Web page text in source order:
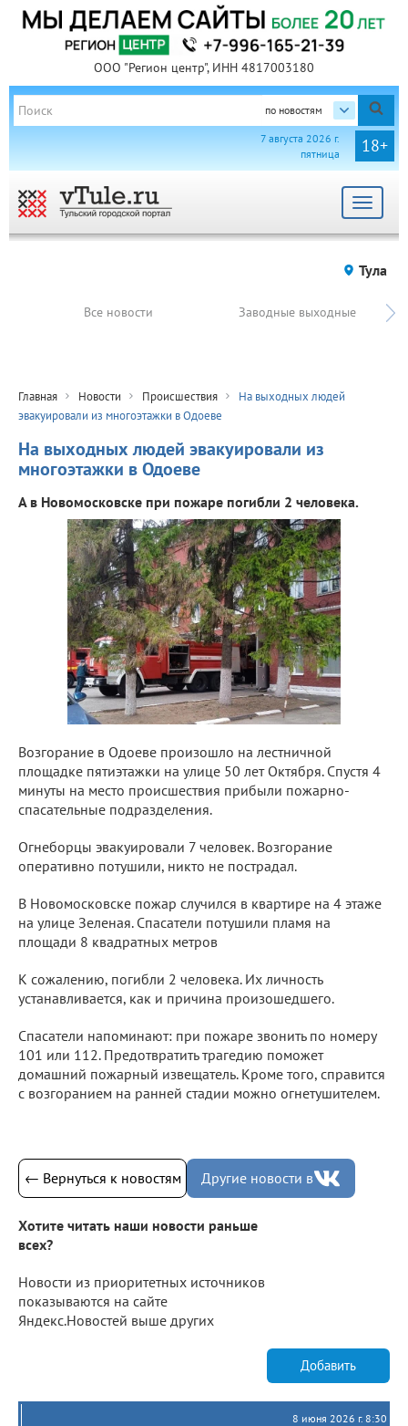
ООО "Регион центр", ИНН 4817003180
по новостям
18+
7 августа 2026 г.
пятница
Toggle
Тула
Все новости Заводные выходные
Главная Новости Происшествия
На выходных людей
эвакуировали из многоэтажки в Одоеве
На выходных людей эвакуировали из
многоэтажки в Одоеве
А в Новомосковске при пожаре погибли 2 человека.
Возгорание в Одоеве произошло на лестничной
площадке пятиэтажки на улице 50 лет Октября. Спустя 4
минуты на место происшествия прибыли пожарно-
спасательные подразделения.
Огнеборцы эвакуировали 7 человек. Возгорание
оперативно потушили, никто не пострадал.
В Новомосковске пожар случился в квартире на 4 этаже
на улице Зеленая. Спасатели потушили пламя на
площади 8 квадратных метров
К сожалению, погибли 2 человека. Их личность
устанавливается, как и причина произошедшего.
Спасатели напоминают: при пожаре звонить по номеру
101 или 112. Предотвратить трагедию поможет
домашний пожарный извещатель. Кроме того, справится
с возгоранием на ранней стадии можно огнетушителем.
← Вернуться к новостям Другие новости в
Хотите читать наши новости раньше
всех?
Новости из приоритетных источников
показываются на сайте
Яндекс.Новостей выше других
Добавить
8 июня 2026 г. 8:30